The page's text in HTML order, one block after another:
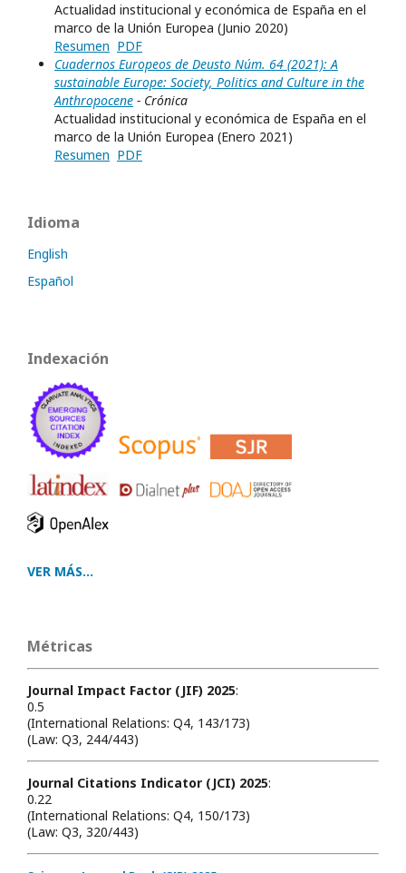
Actualidad institucional y económica de España en el
marco de la Unión Europea (Junio 2020)
Resumen PDF
Cuadernos Europeos de Deusto Núm. 64 (2021): A
sustainable Europe: Society, Politics and Culture in the
Anthropocene - Crónica
Actualidad institucional y económica de España en el
marco de la Unión Europea (Enero 2021)
Resumen PDF
Idioma
English
Español
Indexación
VER MÁS...
Métricas
Journal Impact Factor (JIF) 2025:
0.5
(International Relations: Q4, 143/173)
(Law: Q3, 244/443)
Journal Citations Indicator (JCI) 2025:
0.22
(International Relations: Q4, 150/173)
(Law: Q3, 320/443)